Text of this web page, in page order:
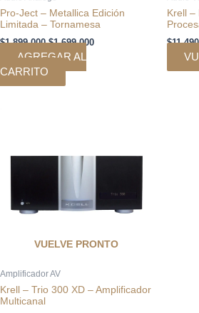
Pro-Ject – Metallica Edición
Limitada – Tornamesa
$1.899.000 $1.699.000
AGREGAR AL
CARRITO
Krell –
$
VUELVE PRONTO
Amplificador AV
Krell – Trio 300 XD – Amplificador
Multicanal